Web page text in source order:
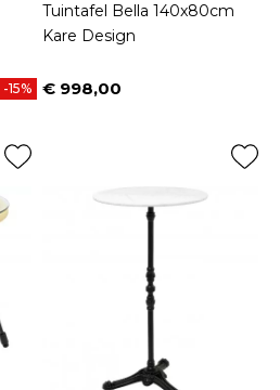
-15%
Tuintafel Bella 140x80cm
Kare Design
Prijs
€ 998,00